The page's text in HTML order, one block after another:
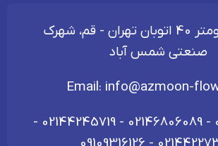
آدرس: کیلومتر 40 اتوبان تهران - قم، شهرک
صنعتی شمس آباد
Email: info@azmoon-
-
02146806089
-
02144245719
-